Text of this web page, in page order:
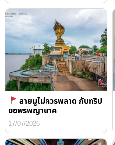
สายมูไม่ควรพลาด กับทริป
ขอพรพญานาค
17/07/2026